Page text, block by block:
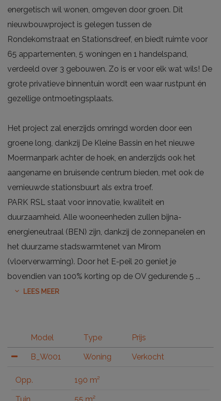
energetisch wil wonen, omgeven door groen. Dit
nieuwbouwproject is gelegen tussen de
Rondekomstraat en Stationsdreef, en biedt ruimte voor
65 appartementen, 5 woningen en 1 handelspand,
verdeeld over 3 gebouwen. Zo is er voor elk wat wils! De
grote privatieve binnentuin wordt een waar rustpunt én
gezellige ontmoetingsplaats.
Het project zal enerzijds omringd worden door een
groene long, dankzij De Kleine Bassin en het nieuwe
Moermanpark achter de hoek, en anderzijds ook het
aangename en bruisende centrum bieden, met ook de
vernieuwde stationsbuurt als extra troef.
PARK RSL staat voor innovatie, kwaliteit en
duurzaamheid. Alle wooneenheden zullen bijna-
energieneutraal (BEN) zijn, dankzij de zonnepanelen en
het duurzame stadswarmtenet van Mirom
(vloerverwarming). Door het E-peil 20 geniet je
bovendien van 100% korting op de OV gedurende 5 ...
LEES MEER
Model Type Prijs
B_W001 Woning Verkocht
Opp. 190 m²